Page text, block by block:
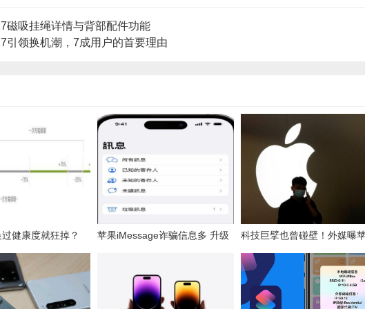
磁吸挂绳详情与背部配件功能
引领换机潮，7成用户的首要理由
健康度就狂掉？
果粉逻辑bug”
苹果iMessage诈骗信息多 升级
科技巨擘也曾碰壁！外媒曝
黑历史“7款最失败产品”